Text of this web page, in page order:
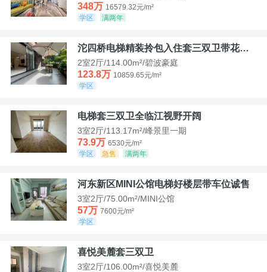
348万 16579.32元/m²
学区
满两年
沱四桥电梯精装拎包入住套三双卫带花园40平米带车位
2室2厅/114.00m²/碧波豪庭
123.8万 10859.65元/m²
学区
电梯套三双卫全临江视野开阔
3室2厅/113.17m²/峰景里一期
73.9万 6530元/m²
学区
急售 满两年
河东新区MINI公馆电梯好楼层带车位诚售
3室2厅/75.00m²/MINI公馆
57万 7600元/m²
学区
喜悦美麓套三双卫
3室2厅/106.00m²/喜悦美麓